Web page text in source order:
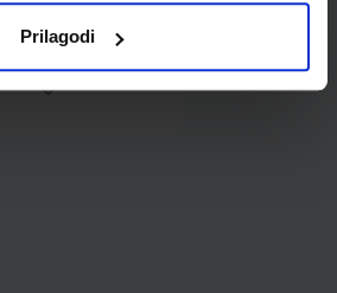
Prilagodi